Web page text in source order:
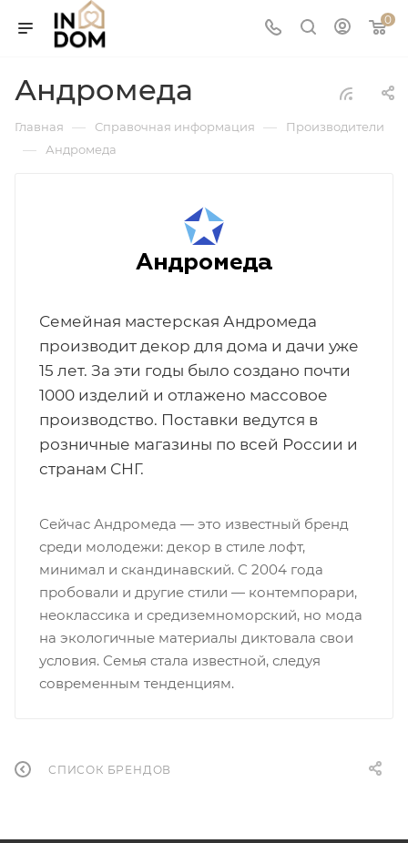
0
Андромеда
Главная — Справочная информация — Производители
— Андромеда
Семейная мастерская Андромеда
производит декор для дома и дачи уже
15 лет. За эти годы было создано почти
1000 изделий и отлажено массовое
производство. Поставки ведутся в
розничные магазины по всей России и
странам СНГ.
Сейчас Андромеда — это известный бренд
среди молодежи: декор в стиле лофт,
минимал и скандинавский. С 2004 года
пробовали и другие стили — контемпорари,
неоклассика и средиземноморский, но мода
на экологичные материалы диктовала свои
условия. Семья стала известной, следуя
современным тенденциям.
СПИСОК БРЕНДОВ